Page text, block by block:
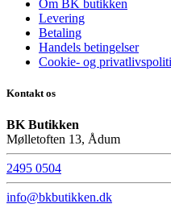
Om BK butikken
Levering
Betaling
Handels betingelser
Cookie- og
Kontakt os
BK Butikken
Mølletoften 13, Ådum
2495 0504
info@bkbutikken.dk